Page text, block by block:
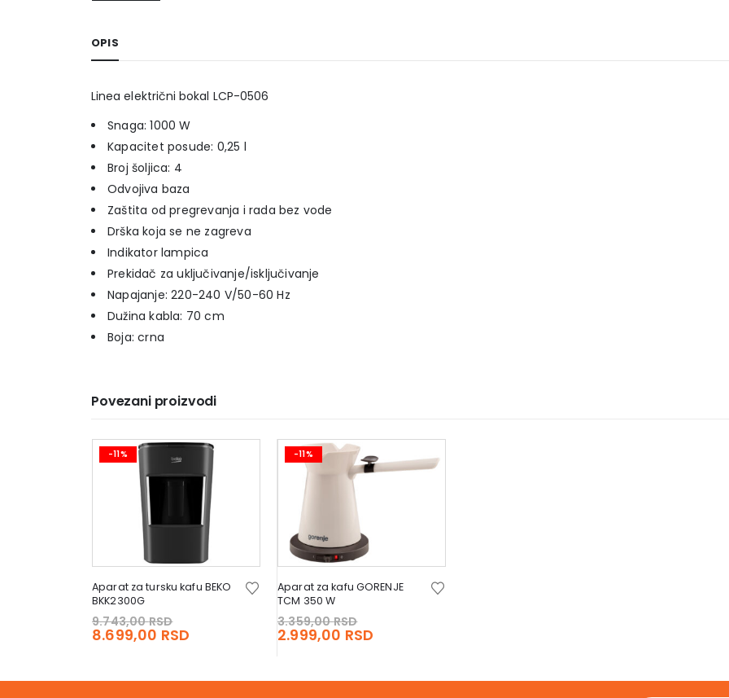
OPIS
Linea električni bokal LCP-0506
Snaga: 1000 W
Kapacitet posude: 0,25 l
Broj šoljica: 4
Odvojiva baza
Zaštita od pregrevanja i rada bez vode
Drška koja se ne zagreva
Indikator lampica
Prekidač za uključivanje/isključivanje
Napajanje: 220-240 V/50-60 Hz
Dužina kabla: 70 cm
Boja: crna
Povezani proizvodi
-11%
Aparat za tursku kafu BEKO
BKK2300G
9.743,00RSD
price
8.699,00 RSD
8.699,00 RSD.
-11%
Aparat za kafu GORENJE
TCM 350 W
3.359,00RSD
price
2.999,00 RSD
2.999,00 RSD.